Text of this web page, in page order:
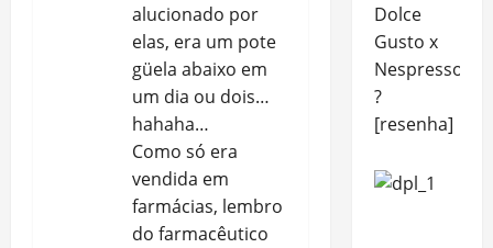
alucionado por
elas, era um pote
güela abaixo em
um dia ou dois…
hahaha…
Como só era
vendida em
farmácias, lembro
do farmacêutico
Dolce
Gusto x
Nespresso
?
[resenha]